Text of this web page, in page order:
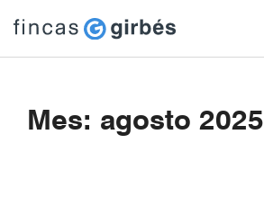
Mes: agosto 2025